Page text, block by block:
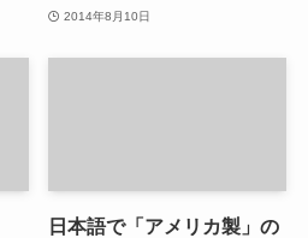
2014年8月10日
日本語で「アメリカ製」の